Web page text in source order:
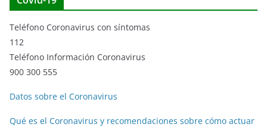
Teléfono Coronavirus con síntomas
112
Teléfono Información Coronavirus
900 300 555
Datos sobre el Coronavirus
Qué es el Coronavirus y recomendaciones sobre cómo actuar